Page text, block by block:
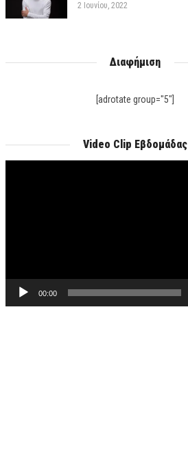
2 Ιουνίου, 2022
Διαφήμιση
[adrotate group="5"]
Video Clip Εβδομάδας
00:00